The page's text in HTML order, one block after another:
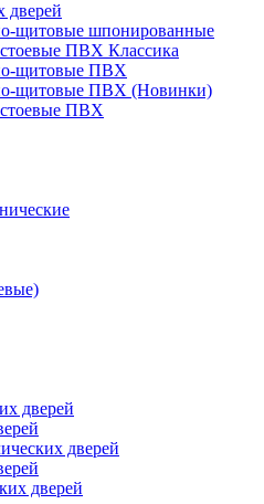
дверей
щитовые шпонированные
ПВХ Классика
щитовые ПВХ
щитовые ПВХ (Новинки)
ПВХ
дверей
дверей
дверей